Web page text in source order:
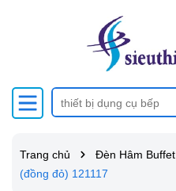
Trang chủ Đèn Hâm Buffet
(đồng đỏ) 121117